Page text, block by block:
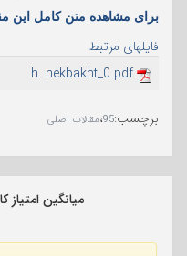
برای مشاهده متن کامل این
فایلهای مرتبط
h. nekbakht_0.pdf
برچسب:
95،مقالات اصلی
میانگین امتیاز کاربران: